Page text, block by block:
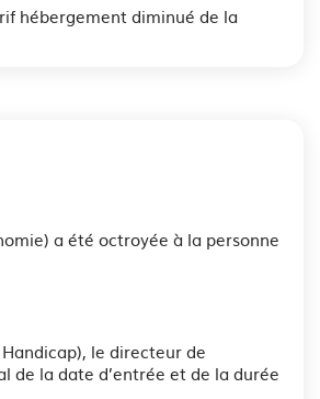
hébergement diminué de la
a été octroyée à la personne
le directeur de
de la date d’entrée et de la durée